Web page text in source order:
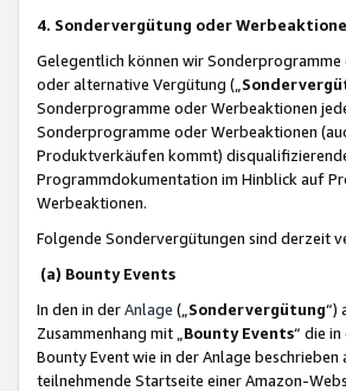
4. Sondervergütung oder
Gelegentlich können wir
oder alternative Vergütung („
Sonderprogramme oder Werbeaktionen
Sonderprogramme oder Werbeaktionen
Produktverkäufen kommt)
Programmdokumentation im Hinblick auf
Werbeaktionen.
Folgende Sondervergütungen sind derzeit
(a) Bounty Events
In den in derAnlage („ Sondervergütung“)
Zusammenhang mit „ Bounty Events“ die
Bounty Event wie in der Anlage
teilnehmende Startseite einer Amazon-